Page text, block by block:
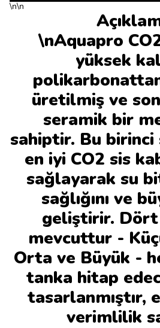
\n\n
\nAquapro
yüksek
üretilmiş ve
seramik bir
sahiptir. Bu birinci
en iyi CO2 sis
sağlayarak su
sağlığını ve
geliştirir.
mevcuttur -
Orta ve Büyük -
tanka hitap
tasarlanmıştır,
verimlilik